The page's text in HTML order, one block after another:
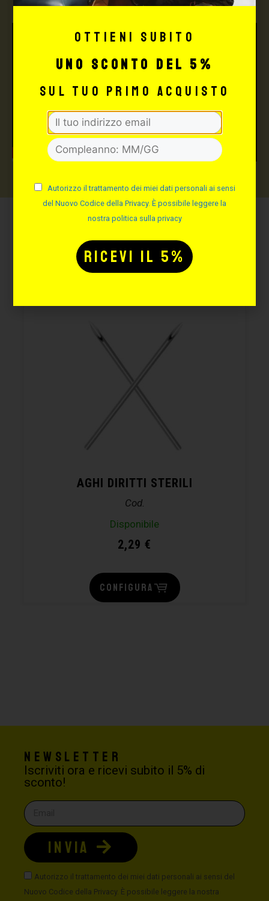
Potrebbe interessarti
anche:
AGHI DIRITTI STERILI
Cod.
Disponibile
2,29 €
CONFIGURA
Newsletter
Iscriviti ora e ricevi subito il 5% di
sconto!
Autorizzo il trattamento dei miei dati personali ai sensi del
Nuovo Codice della Privacy. È possibile leggere la nostra
INVIA
Ottieni subito
uno sconto del 5%
sul tuo primo acquisto
Autorizzo il trattamento dei miei dati personali ai sensi
del Nuovo Codice della Privacy. È possibile leggere la
nostra politica sulla privacy